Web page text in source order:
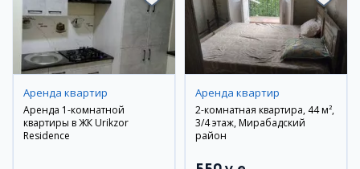
Аренда квартир
Аренда 1-комнатной
квартиры в ЖК Urikzor
Residence
Аренда квартир
2-комнатная квартира, 44 м²,
3/4 этаж, Мирабадский
район